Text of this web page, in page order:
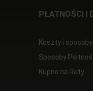
PŁATNOŚCI I
Koszty i
Sposoby
Kupno na Raty